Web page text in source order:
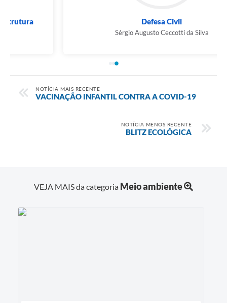
Sérgio Augusto Ceccotti da Silva
NOTÍCIA MAIS RECENTE
VACINAÇÃO INFANTIL CONTRA A COVID-19
NOTÍCIA MENOS RECENTE
BLITZ ECOLÓGICA
VEJA MAIS da categoria Meio ambiente